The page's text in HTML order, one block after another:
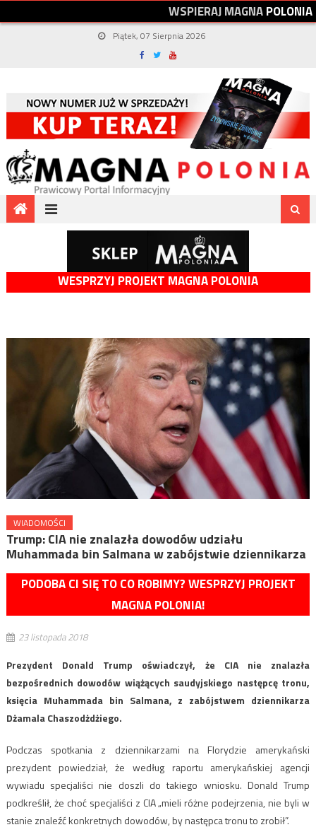
WSPIERAJMAGNAPOLONIA
Piątek, 07 Sierpnia 2026
WESPRZYJ PROJEKT MAGNA POLONIA
WIADOMOŚCI
Trump: CIA nie znalazła dowodów udziału
Muhammada bin Salmana w zabójstwie dziennikarza
PODOBA CI SIĘ TO CO ROBIMY? WESPRZYJ PROJEKT
MAGNA POLONIA!
23 listopada 2018
Prezydent Donald Trump oświadczył, że CIA nie znalazła
bezpośrednich dowodów wiążących saudyjskiego następcę tronu,
księcia Muhammada bin Salmana, z zabójstwem dziennikarza
Dżamala Chaszodżdżiego.
Podczas spotkania z dziennikarzami na Florydzie amerykański
prezydent powiedział, że według raportu amerykańskiej agencji
wywiadu specjaliści nie doszli do takiego wniosku. Donald Trump
podkreślił, że choć specjaliści z CIA „mieli różne podejrzenia, nie byli w
stanie znaleźć konkretnych dowodów, by następca tronu to zrobił”.